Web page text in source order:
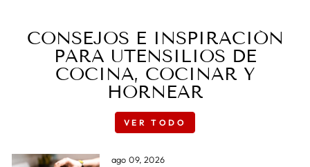
CONSEJOS E INSPIRACIÓN
PARA UTENSILIOS DE
COCINA, COCINAR Y
HORNEAR
VER TODO
ago 09, 2026